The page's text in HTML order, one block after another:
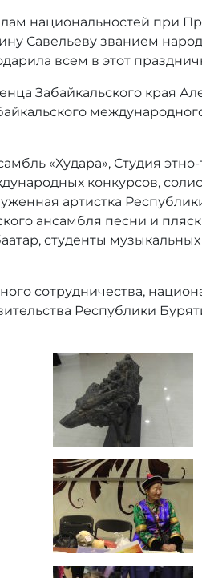
национальностей при
Савельеву званием
всем в этот
Забайкальского края
«Худара», Студия
конкурсов,
артистка
ансамбля песни и
студенты
сотрудничества,
Республики